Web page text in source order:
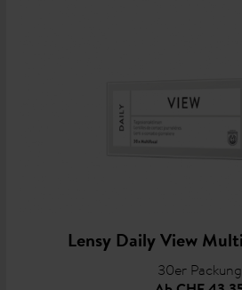
Lensy Daily View
30er Packung